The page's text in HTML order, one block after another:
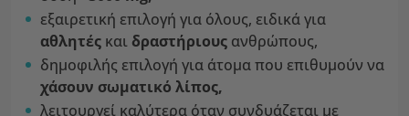
εξαιρετική επιλογή για όλους, ειδικά για
αθλητές και δραστήριους ανθρώπους,
δημοφιλής επιλογή για άτομα που επιθυμούν να
χάσουν σωματικό λίπος,
λειτουργεί καλύτερα όταν συνδυάζεται με